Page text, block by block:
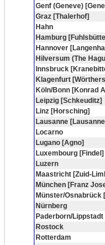
Genf (Geneve)
Graz [Thalerhof]
Hahn
Hamburg
Hannover
Hilversum (The
Innsbruck
Klagenfurt
Köln/Bonn [Konrad
Leipzig [Schkeuditz]
Linz [Horsching]
Lausanne
Locarno
Lugano [Agno]
Luxembourg [Findel]
Luzern
Maastricht [Zuid-
München [Franz
Münster/Osnabrück
Nürnberg
Paderborn/Lippstadt
Rostock
Rotterdam